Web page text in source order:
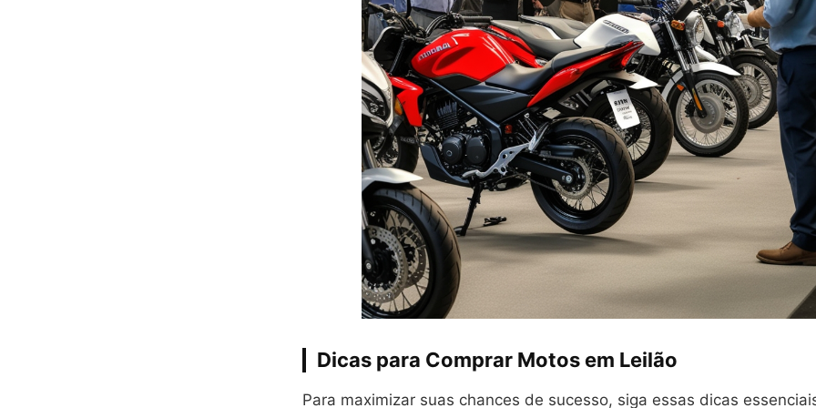
Dicas para Comprar Motos em Leilão
Para maximizar suas chances de sucesso, siga essas dicas